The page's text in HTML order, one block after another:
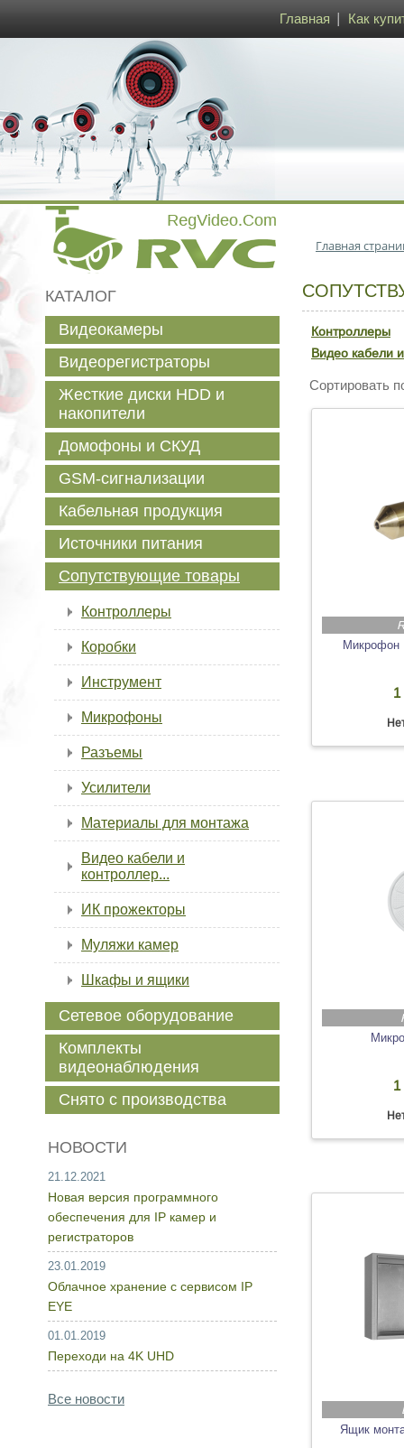
Главная Как
Главная
Контроллеры
Видео кабели
Сортировать
Микрофон
1
1
Ящик
КАТАЛОГ
Видеокамеры
Видеорегистраторы
Жесткие диски HDD и
накопители
Домофоны и СКУД
GSM-сигнализации
Кабельная продукция
Источники питания
Сопутствующие товары
Контроллеры
Коробки
Инструмент
Микрофоны
Разъемы
Усилители
Материалы для монтажа
Видео кабели и
контроллер...
ИК прожекторы
Муляжи камер
Шкафы и ящики
Сетевое оборудование
Комплекты
видеонаблюдения
Снято с производства
НОВОСТИ
21.12.2021
Новая версия программного
обеспечения для IP камер и
регистраторов
23.01.2019
Облачное хранение с сервисом IP
EYE
01.01.2019
Переходи на 4K UHD
Все новости